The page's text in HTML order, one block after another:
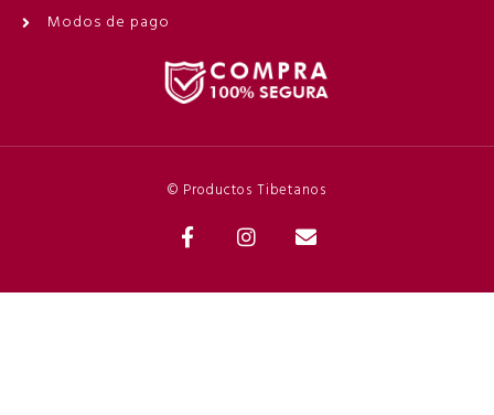
Modos de pago
© Productos Tibetanos